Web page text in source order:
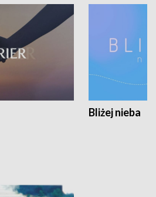
Bliżej nieba